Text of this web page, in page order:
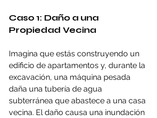
Caso 1: Daño a una
Propiedad Vecina
Imagina que estás construyendo un
edificio de apartamentos y, durante la
excavación, una máquina pesada
daña una tubería de agua
subterránea que abastece a una casa
vecina. El daño causa una inundación